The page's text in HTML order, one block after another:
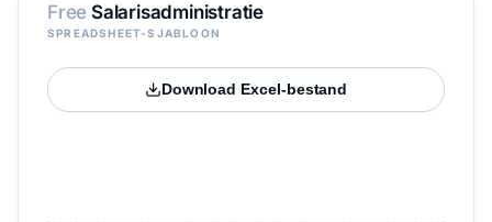
Free Salarisadministratie
SPREADSHEET-SJABLOON
Download Excel-bestand